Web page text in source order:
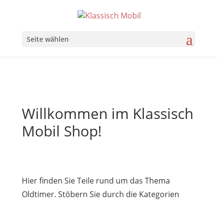
Seite wählen
Willkommen im Klassisch
Mobil Shop!
Hier finden Sie Teile rund um das Thema
Oldtimer. Stöbern Sie durch die Kategorien